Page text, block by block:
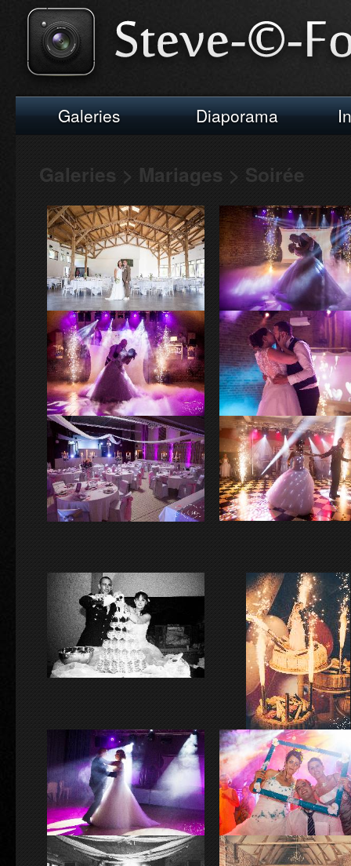
Galeries Diaporama
Galeries > Mariages > Soirée